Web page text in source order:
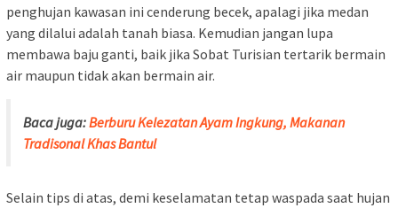
penghujan kawasan ini cenderung becek, apalagi jika medan
yang dilalui adalah tanah biasa. Kemudian jangan lupa
membawa baju ganti, baik jika Sobat Turisian tertarik bermain
air maupun tidak akan bermain air.
Baca juga:Berburu Kelezatan Ayam Ingkung, Makanan
Tradisonal Khas Bantul
Selain tips di atas, demi keselamatan tetap waspada saat hujan